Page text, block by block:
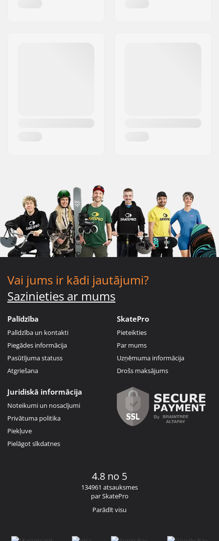
Vai jums ir kādi jautājumi?
Sazinieties ar mums
Palīdzība
Palīdzība un kontakti
Piegādes informācija
Pasūtījuma statuss
Atgriešana
SkatePro
Pieteikties
Par mums
Uzņēmuma informācija
Drošs maksājums
Juridiskā informācija
Noteikumi un nosacījumi
Privātuma politika
Piekļuve
Pielāgot sīkdatnes
4.8 no 5
134961 atsauksmes
par SkatePro
Parādīt visu